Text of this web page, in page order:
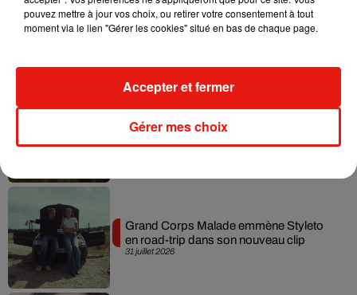
Tiny Desk invite Charlie Puth pour une
live session solaire
4 août 2026
Ariana Grande prendra une pause après
sa tournée mondiale
31 juillet 2026
Grand Corps Malade emmène Styleto
en road-trip dans son nouveau clip
pouvez mettre à jour vos choix, ou retirer votre consentement à tout
moment via le lien "Gérer les cookies" situé en bas de chaque page.
Gérer mes choix
Accepter et fermer